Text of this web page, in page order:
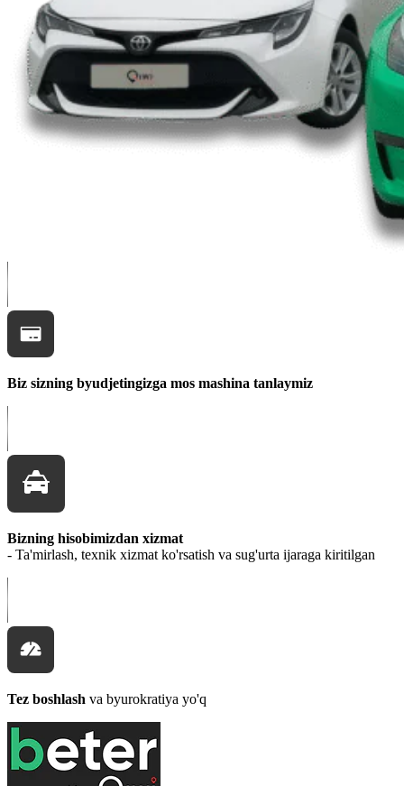
Biz sizning byudjetingizga mos mashina tanlaymiz
Bizning hisobimizdan xizmat
- Ta'mirlash, texnik xizmat ko'rsatish va sug'urta ijaraga kiritilgan
Tez boshlash va byurokratiya yo'q